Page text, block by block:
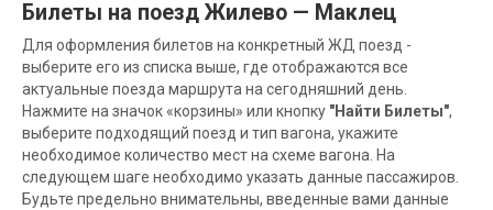
Билеты на поезд Жилево — Маклец
Для оформления билетов на конкретный ЖД поезд -
выберите его из списка выше, где отображаются все
актуальные поезда маршрута на сегодняшний день.
Нажмите на значок «корзины» или кнопку "Найти Билеты",
выберите подходящий поезд и тип вагона, укажите
необходимое количество мест на схеме вагона. На
следующем шаге необходимо указать данные пассажиров.
Будьте предельно внимательны, введенные вами данные